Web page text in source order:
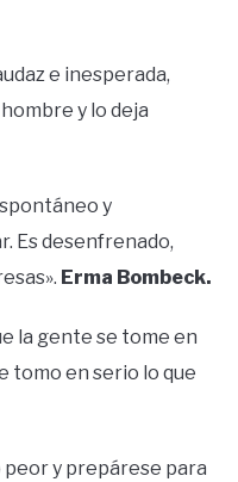
e inesperada,
y lo deja
y
Es desenfrenado,
Erma Bombeck.
la gente se tome en
tomo en serio lo que
peor y prepárese para